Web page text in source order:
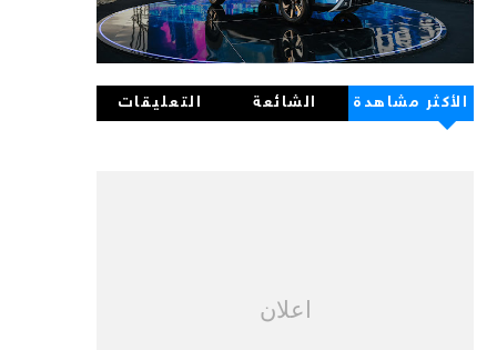
الأكثر مشاهدة الشائعة التعليقات
اعلان